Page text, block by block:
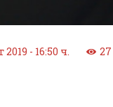
- 16:50 ч. 27